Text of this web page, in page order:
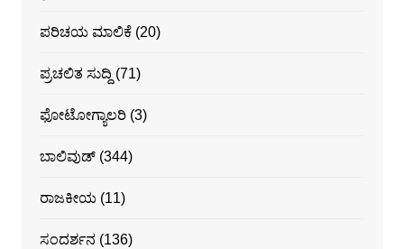
ಪರಿಚಯ ಮಾಲಿಕೆ(20)
ಪ್ರಚಲಿತ ಸುದ್ದಿ (71)
ಫೋಟೋಗ್ಯಾಲರಿ(3)
ಬಾಲಿವುಡ್(344)
ರಾಜಕೀಯ(11)
ಸಂದರ್ಶನ (136)